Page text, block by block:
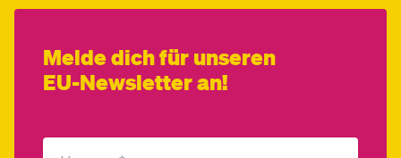
Melde dich für unseren
EU-Newsletter an!